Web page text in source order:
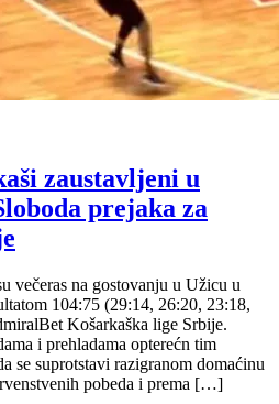
zaustavljeni u
prejaka za
večeras na gostovanju u Užicu u
104:75 (29:14, 26:20, 23:18,
Košarkaška lige Srbije.
i prehladama opterećn tim
se suprotstavi razigranom domaćinu
pobeda i prema […]